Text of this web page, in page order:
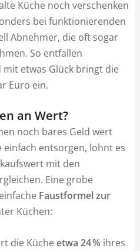
Küche noch verschenken
bei funktionierenden
Abnehmer, die oft sogar
So entfallen
etwas Glück bringt die
Euro ein.
an Wert?
noch bares Geld wert
einfach entsorgen, lohnt es
mit den
Eine grobe
Faustformel zur
Küchen:
die Kücheetwa 24 % ihres